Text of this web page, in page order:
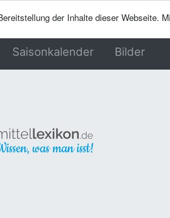
der Inhalte dieser Webseite.
Saisonkalender Bilder